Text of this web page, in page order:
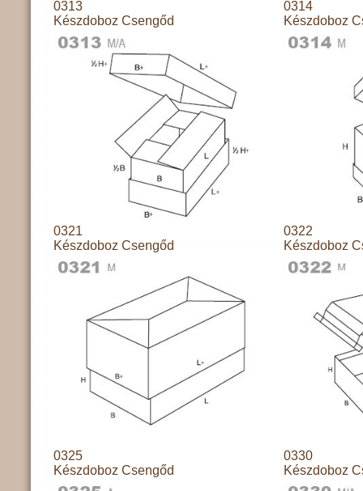
0313
Készdoboz Csengőd
0314
Készdoboz
0321
Készdoboz Csengőd
0322
Készdoboz
0325
Készdoboz Csengőd
0330
Készdoboz